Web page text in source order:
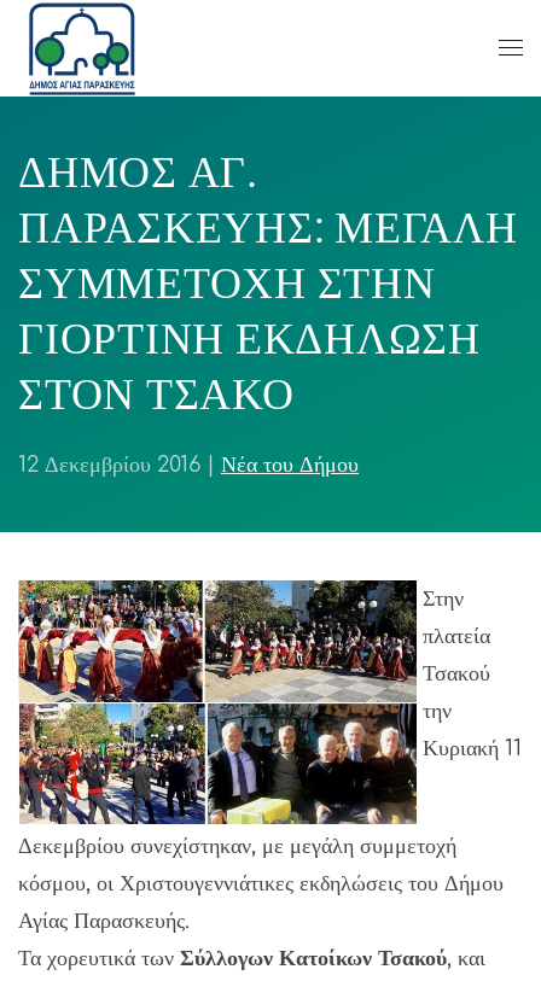
ΔΗΜΟΣ ΑΓ.
ΠΑΡΑΣΚΕΥΗΣ: ΜΕΓΑΛΗ
ΣΥΜΜΕΤΟΧΗ ΣΤΗΝ
ΓΙΟΡΤΙΝΗ ΕΚΔΗΛΩΣΗ
ΣΤΟΝ ΤΣΑΚΟ
12 Δεκεμβρίου 2016 Νέα του Δήμου
Στην
πλατεία
Τσακού
την
Κυριακή 11
Δεκεμβρίου συνεχίστηκαν, με μεγάλη συμμετοχή
κόσμου, οι Χριστουγεννιάτικες εκδηλώσεις του Δήμου
Αγίας Παρασκευής.
Τα χορευτικά των Σύλλογων Κατοίκων Τσακού, και